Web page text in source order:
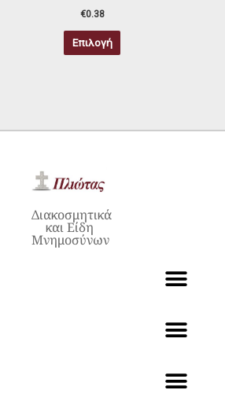
€0.38
Επιλογή
του
Διακοσμητικά
και Είδη
Μνημοσύνων